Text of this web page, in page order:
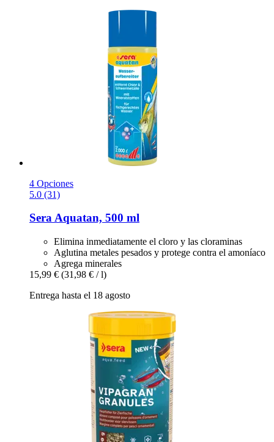
4 Opciones
5.0 (31)
SeraAquatan, 500 ml
Elimina inmediatamente el cloro y las cloraminas
Aglutina metales pesados y protege contra el amoníaco
Agrega minerales
15,99 € (31,98 € / l)
Entrega hasta el 18 agosto